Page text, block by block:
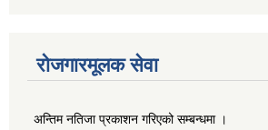
रोजगारमूलक सेवा
अन्तिम नतिजा प्रकाशन गरिएको सम्बन्धमा ।